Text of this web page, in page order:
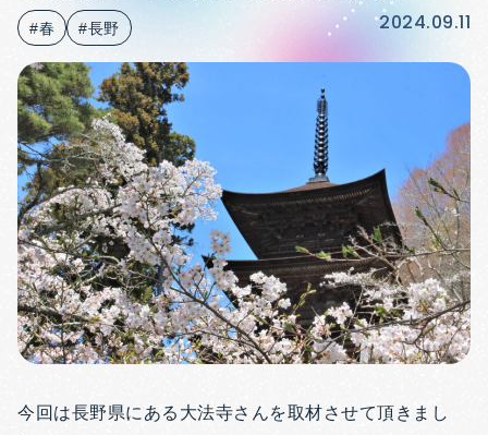
#春 #長野 2024.09.11
今回は長野県にある大法寺さんを取材させて頂きまし